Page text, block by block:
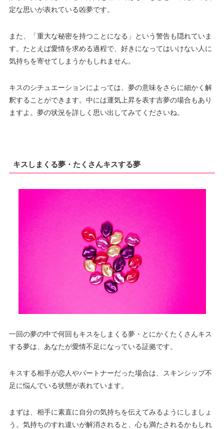
定な思いが表れている凶夢です。
また、「重大な秘密を持つことになる」という警告も隠れていま
す。たとえば愛情を求める過程で、好きになってはいけない人に
気持ちを寄せてしまうかもしれません。
キスのシチュエーションによっては、夢の意味をさらに細かく解
釈することができます。中には運気上昇を表す吉夢の場合もあり
ますよ。夢の状況を詳しく思い出してみてくださいね。
キスしまくる夢・たくさんキスする夢
一回の夢の中で何回もキスをしまくる夢・とにかくたくさんキス
する夢は、あなたが愛情不足になっている証拠です。
キスする相手が恋人やパートナーだった場合は、スキンシップ不
足に悩んでいる状態が表れています。
まずは、相手に素直に自分の気持ちを伝えてみるようにしましょ
う。気持ちのすれ違いが解消されると、心も満たされるかもしれ